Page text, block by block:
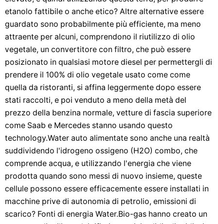
etanolo fattibile o anche etico? Altre alternative essere
guardato sono probabilmente più efficiente, ma meno
attraente per alcuni, comprendono il riutilizzo di olio
vegetale, un convertitore con filtro, che può essere
posizionato in qualsiasi motore diesel per permettergli di
prendere il 100% di olio vegetale usato come come
quella da ristoranti, si affina leggermente dopo essere
stati raccolti, e poi venduto a meno della metà del
prezzo della benzina normale, vetture di fascia superiore
come Saab e Mercedes stanno usando questo
technology.Water auto alimentate sono anche una realtà
suddividendo l'idrogeno ossigeno (H2O) combo, che
comprende acqua, e utilizzando l'energia che viene
prodotta quando sono messi di nuovo insieme, queste
cellule possono essere efficacemente essere installati in
macchine prive di autonomia di petrolio, emissioni di
scarico? Fonti di energia Water.Bio-gas hanno creato un